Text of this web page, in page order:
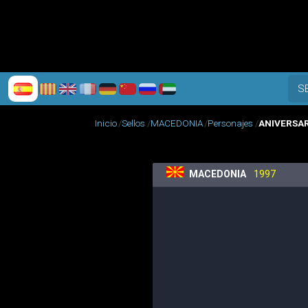
Inicio Sellos MACEDONIA Personajes
MACEDONIA 1997